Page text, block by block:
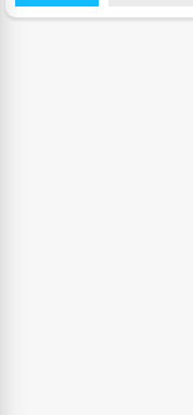
₪9,000